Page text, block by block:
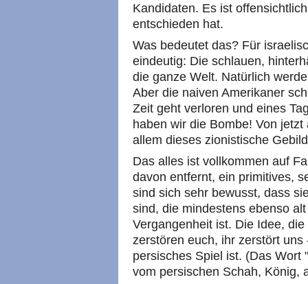
Kandidaten. Es ist
entschieden hat.
Was bedeutet das? Für
eindeutig: Die schlauen,
die ganze Welt. Natürlich
Aber die naiven Amerikaner
Zeit geht verloren und eines
haben wir die Bombe! Von
allem dieses zionistische
Das alles ist vollkommen auf
davon entfernt, ein primitives,
sind sich sehr bewusst, dass
sind, die mindestens ebenso
Vergangenheit ist. Die Idee,
zerstören euch, ihr zerstört
persisches Spiel ist. (Das Wort
vom persischen Schah, König,